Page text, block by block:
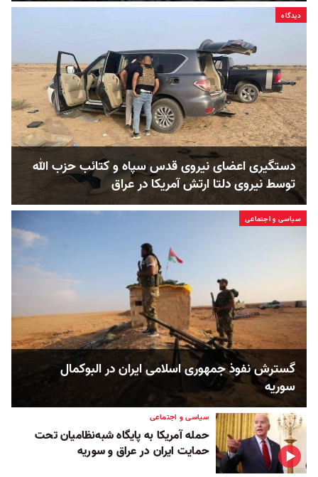
دیدگاه
دستگیری اعضای نیروی قدس سپاه و کتائب حزب الله
توسط نیروی دلتا ارتش آمریکا در عراق
سیاسی و اجتماعی
گسترش نفوذ جمهوری اسلامی ایران در البوکمال
سوریه
سیاسی و اجتماعی
حمله آمریکا به پایگاه شبه‌نظامیان تحت
حمایت ایران در عراق و سوریه